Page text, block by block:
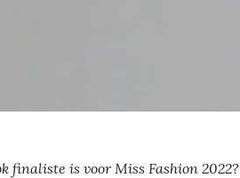
finaliste is voor Miss Fashion 2022?